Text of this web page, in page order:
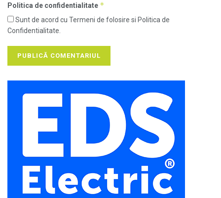
Politica de confidentialitate *
Sunt de acord cu Termeni de folosire si Politica de
Confidentialitate.